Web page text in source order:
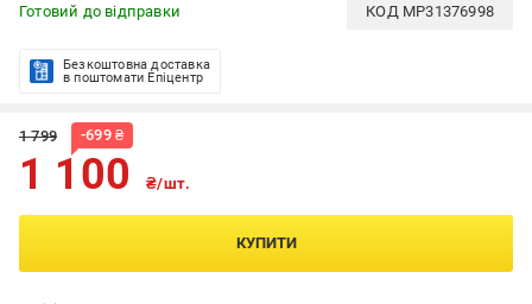
Готовий до відправки КОД MP31376998
Безкоштовна доставка
в поштомати Епіцентр
1 799 -699₴
1 100 ₴/шт.
КУПИТИ